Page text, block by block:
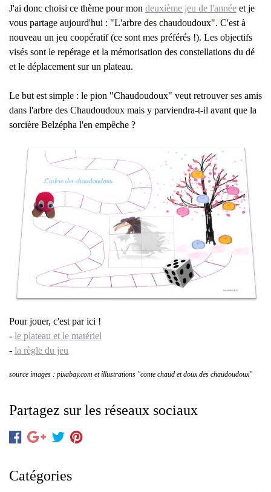
J'ai donc choisi ce thème pour mon deuxième jeu de l'année et je
vous partage aujourd'hui : "L'arbre des chaudoudoux". C'est à
nouveau un jeu coopératif (ce sont mes préférés !). Les objectifs
visés sont le repérage et la mémorisation des constellations du dé
et le déplacement sur un plateau.
Le but est simple : le pion "Chaudoudoux" veut retrouver ses amis
dans l'arbre des Chaudoudoux mais y parviendra-t-il avant que la
sorcière Belzépha l'en empêche ?
Pour jouer, c'est par ici !
- le plateau et le matériel
- la règle du jeu
source images : pixabay.com et illustrations "conte chaud et doux des chaudoudoux"
Partagez sur les réseaux sociaux
Catégories